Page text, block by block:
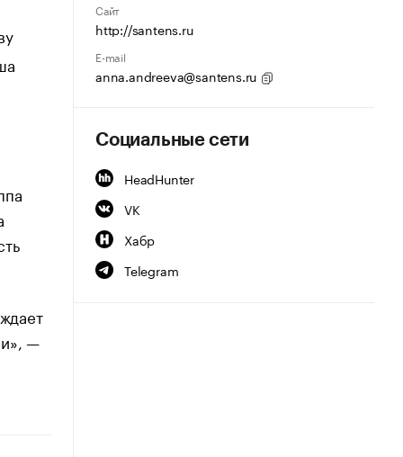
—
Сайт
http://santens.ru
E-mail
anna.andreeva@santens.ru
Социальные сети
HeadHunter
VK
Хабр
Telegram